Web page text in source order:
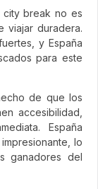
city break no es
viajar duradera.
y España
para este
de que los
accesibilidad,
España
lo
ganadores del